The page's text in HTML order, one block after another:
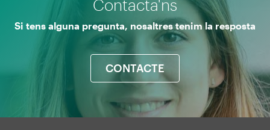
Contacta'ns
Si tens alguna pregunta, nosaltres tenim la resposta
CONTACTE